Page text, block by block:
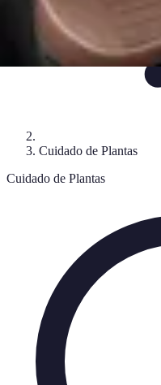
Cuidado de Plantas
Cuidado de Plantas